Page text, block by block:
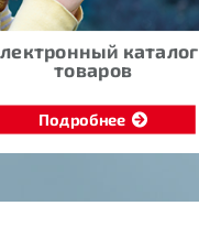
каталог
товаров
Подробнее